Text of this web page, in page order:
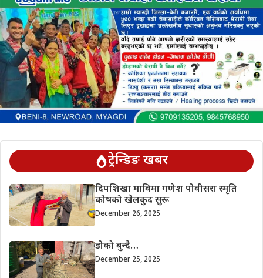
ट्रेन्डिङ खबर
दिपशिखा माविमा गणेश पोवीसरा स्मृति
कोषको खेलकुद सुरू
December 26, 2025
डोको बुन्दै…
December 25, 2025